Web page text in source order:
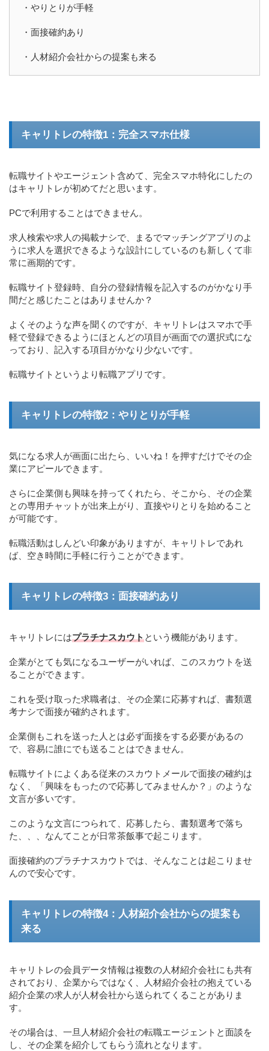
・やりとりが手軽
・面接確約あり
・人材紹介会社からの提案も来る
キャリトレの特徴1：完全スマホ仕様
転職サイトやエージェント含めて、完全スマホ特化にしたの
はキャリトレが初めてだと思います。
PCで利用することはできません。
求人検索や求人の掲載ナシで、まるでマッチングアプリのよ
うに求人を選択できるような設計にしているのも新しくて非
常に画期的です。
転職サイト登録時、自分の登録情報を記入するのがかなり手
間だと感じたことはありませんか？
よくそのような声を聞くのですが、キャリトレはスマホで手
軽で登録できるようにほとんどの項目が画面での選択式にな
っており、記入する項目がかなり少ないです。
転職サイトというより転職アプリです。
キャリトレの特徴2：やりとりが手軽
気になる求人が画面に出たら、いいね！を押すだけでその企
業にアピールできます。
さらに企業側も興味を持ってくれたら、そこから、その企業
との専用チャットが出来上がり、直接やりとりを始めること
が可能です。
転職活動はしんどい印象がありますが、キャリトレであれ
ば、空き時間に手軽に行うことができます。
キャリトレの特徴3：面接確約あり
キャリトレにはプラチナスカウトという機能があります。
企業がとても気になるユーザーがいれば、このスカウトを送
ることができます。
これを受け取った求職者は、その企業に応募すれば、書類選
考ナシで面接が確約されます。
企業側もこれを送った人とは必ず面接をする必要があるの
で、容易に誰にでも送ることはできません。
転職サイトによくある従来のスカウトメールで面接の確約は
なく、「興味をもったので応募してみませんか？」のような
文言が多いです。
このような文言につられて、応募したら、書類選考で落ち
た、、、なんてことが日常茶飯事で起こります。
面接確約のプラチナスカウトでは、そんなことは起こりませ
んので安心です。
キャリトレの特徴4：人材紹介会社からの提案も
来る
キャリトレの会員データ情報は複数の人材紹介会社にも共有
されており、企業からではなく、人材紹介会社の抱えている
紹介企業の求人が人材会社から送られてくることがありま
す。
その場合は、一旦人材紹介会社の転職エージェントと面談を
し、その企業を紹介してもらう流れとなります。